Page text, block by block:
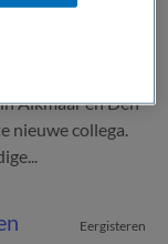
topklinisch
teams van de
Alkmaar en Den
nieuwe collega.
Eergisteren